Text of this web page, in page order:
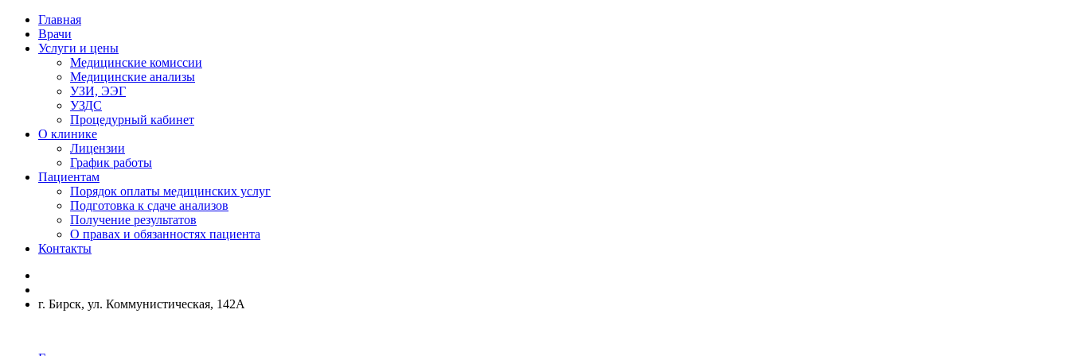
Главная
Врачи
Услуги и цены
Медицинские комиссии
Медицинские анализы
УЗИ, ЭЭГ
УЗДС
Процедурный кабинет
О клинике
Лицензии
График работы
Пациентам
Порядок оплаты медицинских услуг
Подготовка к сдаче анализов
Получение результатов
О правах и обязанностях пациента
Контакты
г. Бирск, ул. Коммунистическая, 142А